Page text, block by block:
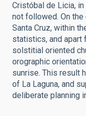
Cristóbal de Licia,
not followed. On
Santa Cruz, within
statistics, and apart
solstitial oriented
orographic
sunrise. This result
of La Laguna, and
deliberate planning